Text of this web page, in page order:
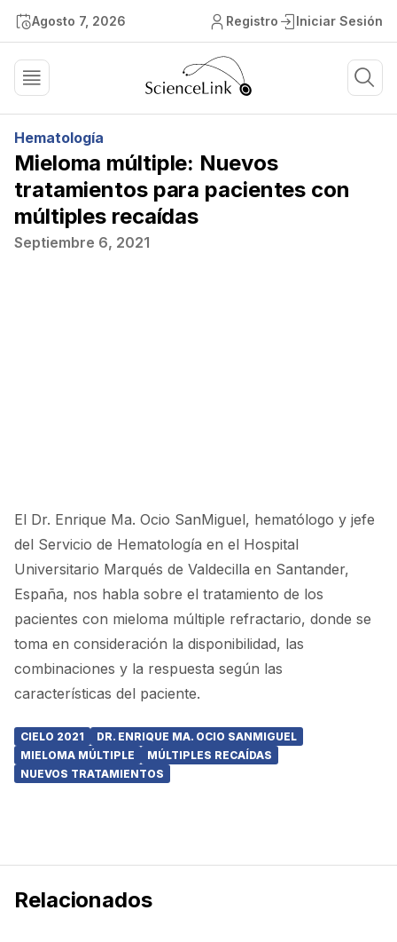
Agosto 7, 2026 Registro Iniciar Sesión
Hematología
Mieloma múltiple: Nuevos
tratamientos para pacientes con
múltiples recaídas
Septiembre 6, 2021
El Dr. Enrique Ma. Ocio SanMiguel, hematólogo y jefe
del Servicio de Hematología en el Hospital
Universitario Marqués de Valdecilla en Santander,
España, nos habla sobre el tratamiento de los
pacientes con mieloma múltiple refractario, donde se
toma en consideración la disponibilidad, las
combinaciones y la respuesta según las
características del paciente.
CIELO 2021
DR. ENRIQUE MA. OCIO SANMIGUEL
MIELOMA MÚLTIPLE
MÚLTIPLES RECAÍDAS
NUEVOS TRATAMIENTOS
Relacionados